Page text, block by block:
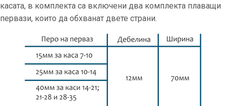
касата, в комплекта са включени два комплекта плаващи
первази, които да обхванат двете страни.